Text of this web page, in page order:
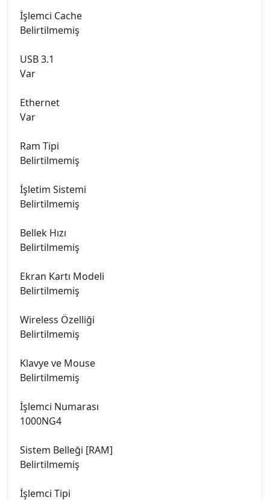
İşlemci Cache
Belirtilmemiş
USB 3.1
Var
Ethernet
Var
Ram Tipi
Belirtilmemiş
İşletim Sistemi
Belirtilmemiş
Bellek Hızı
Belirtilmemiş
Ekran Kartı Modeli
Belirtilmemiş
Wireless Özelliği
Belirtilmemiş
Klavye ve Mouse
Belirtilmemiş
İşlemci Numarası
1000NG4
Sistem Belleği [RAM]
Belirtilmemiş
İşlemci Tipi